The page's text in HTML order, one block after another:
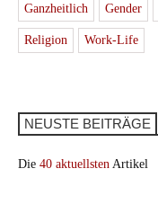
Ganzheitlich Gender
Religion Work-Life
NEUSTE BEITRÄGE
Die 40 aktuellsten Artikel